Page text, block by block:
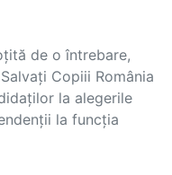
de o întrebare,
Copiii România
la alegerile
la funcția